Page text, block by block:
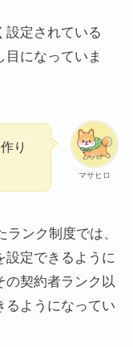
設定されている
になっていま
マサヒロ
り
ンク制度では、
設定できるように
の契約者ランク以
るようになってい